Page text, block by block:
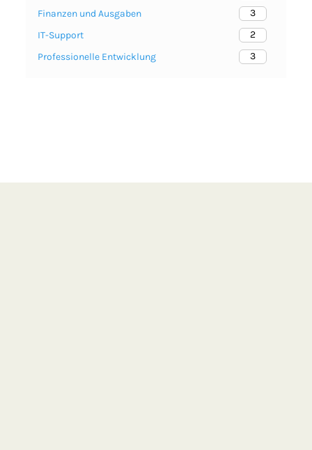
Finanzen und Ausgaben
3
IT-Support
2
Professionelle Entwicklung
3